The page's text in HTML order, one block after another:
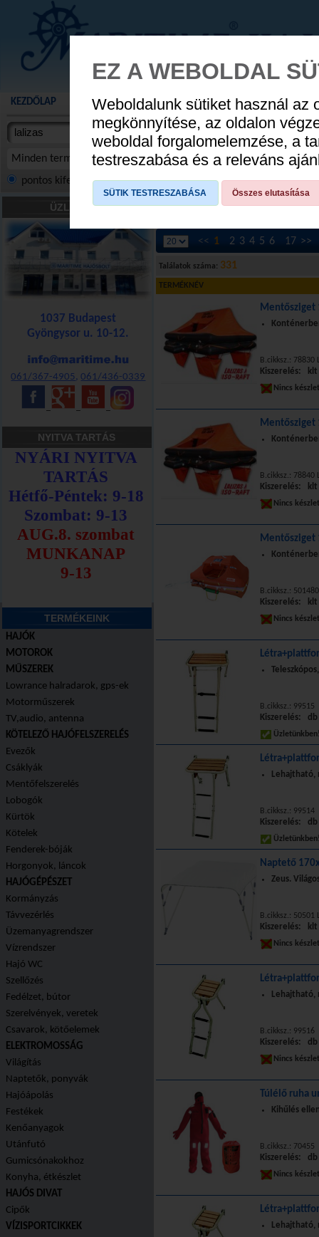
AUGUSZTUS
KEZDŐLAP AKCIÓS TERMÉKEK WEBÁRUHÁZ HÍREK
Minden termék
termékekben
cikkekben
pontos kifejezés összes szóra szóra, szótöredék
ÜZLETÜNK
1037 Budapest
Gyöngysor u. 10-12.
061/367-4905,061/436-0339
NYITVA TARTÁS
TERMÉKEINK
HAJÓK
MOTOROK
MŰSZEREK
Lowrance halradarok, gps-ek
Motorműszerek
TV,audio, antenna
KÖTELEZŐ HAJÓFELSZERELÉS
Evezők
Csáklyák
Mentőfelszerelés
Lobogók
Kürtök
Kötelek
Fenderek-bóják
Horgonyok, láncok
HAJÓGÉPÉSZET
Kormányzás
Távvezérlés
Üzemanyagrendszer
Vízrendszer
Hajó WC
Szellőzés
Fedélzet, bútor
Szerelvények, veretek
Csavarok, kötőelemek
ELEKTROMOSSÁG
Világítás
Naptetők, ponyvák
Hajóápolás
Festékek
Kenőanyagok
Utánfutó
Gumicsónakokhoz
Konyha, étkészlet
HAJÓS DIVAT
Cipők
VÍZISPORTCIKKEK
<< 1 2 3 4 5 6 17 >>
Találatok száma: 331
TERMÉKNÉV
Mentősziget
B.cikksz.:
Kiszerelés: klt
Nincs
Mentősziget
B.cikksz.:
Kiszerelés: klt
Nincs
Mentősziget
B.cikksz.:
Kiszerelés: klt
Nincs
B.cikksz.: 99515
Kiszerelés: db
B.cikksz.: 99514
Kiszerelés: db
Naptető
Zeus.
B.cikksz.: 50501
Kiszerelés: klt
Nincs
Lehajtható,
B.cikksz.: 99516
Kiszerelés: db
Nincs
Túlélő ruha
Kihűlés
B.cikksz.: 70455
Kiszerelés: db
Nincs
Lehajtható,
EZ A WEBOLDAL
Weboldalunk sütiket használ az
megkönnyítése, az oldalon
weboldal forgalomelemzése, a
testreszabása és a releváns
SÜTIK TESTRESZABÁSA Összes elutasítása